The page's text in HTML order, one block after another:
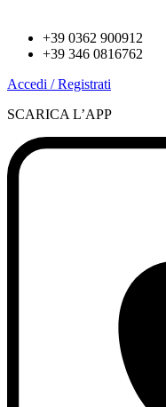
+39 0362 900912
+39 346 0816762
Accedi / Registrati
SCARICA L’APP